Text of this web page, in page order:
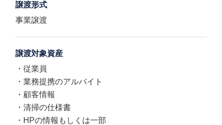
譲渡形式
事業譲渡
譲渡対象資産
・従業員
・業務提携のアルバイト
・顧客情報
・清掃の仕様書
・HPの情報もしくは一部